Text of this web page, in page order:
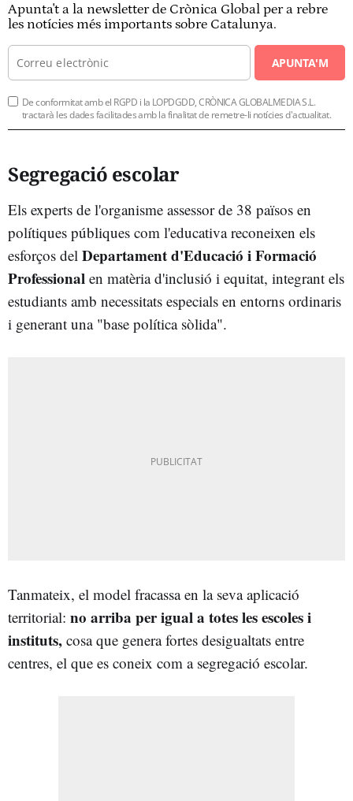
Apunta't a la newsletter de Crònica Global per a rebre
les notícies més importants sobre Catalunya.
APUNTA'M
De conformitat amb el RGPD i la LOPDGDD, CRÒNICA GLOBALMEDIA S.L.
tractarà les dades facilitades amb la finalitat de remetre-li notícies d'actualitat.
Segregació escolar
Els experts de l'organisme assessor de 38 països en
polítiques públiques com l'educativa reconeixen els
esforços del Departament d'Educació i Formació
Professional en matèria d'inclusió i equitat, integrant els
estudiants amb necessitats especials en entorns ordinaris
i generant una "base política sòlida".
Tanmateix, el model fracassa en la seva aplicació
territorial: no arriba per igual a totes les escoles i
instituts, cosa que genera fortes desigualtats entre
centres, el que es coneix com a segregació escolar.